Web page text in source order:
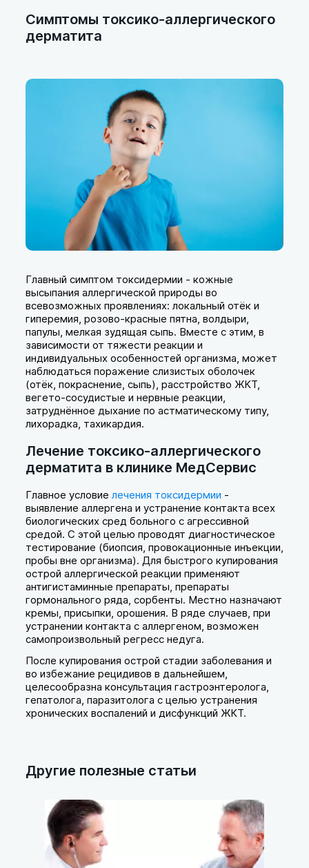
Симптомы токсико-аллергического
дерматита
Главный симптом токсидермии - кожные
высыпания аллергической природы во
всевозможных проявлениях: локальный отёк и
гиперемия, розово-красные пятна, волдыри,
папулы, мелкая зудящая сыпь. Вместе с этим, в
зависимости от тяжести реакции и
индивидуальных особенностей организма, может
наблюдаться поражение слизистых оболочек
(отёк, покраснение, сыпь), расстройство ЖКТ,
вегето-сосудистые и нервные реакции,
затруднённое дыхание по астматическому типу,
лихорадка, тахикардия.
Лечение токсико-аллергического
дерматита в клинике МедСервис
Главное условие лечения токсидермии -
выявление аллергена и устранение контакта всех
биологических сред больного с агрессивной
средой. С этой целью проводят диагностическое
тестирование (биопсия, провокационные инъекции,
пробы вне организма). Для быстрого купирования
острой аллергической реакции применяют
антигистаминные препараты, препараты
гормонального ряда, сорбенты. Местно назначают
кремы, присыпки, орошения. В ряде случаев, при
устранении контакта с аллергеном, возможен
самопроизвольный регресс недуга.
После купирования острой стадии заболевания и
во избежание рецидивов в дальнейшем,
целесообразна консультация гастроэнтеролога,
гепатолога, паразитолога с целью устранения
хронических воспалений и дисфункций ЖКТ.
Другие полезные статьи